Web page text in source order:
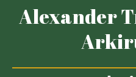
Alexander